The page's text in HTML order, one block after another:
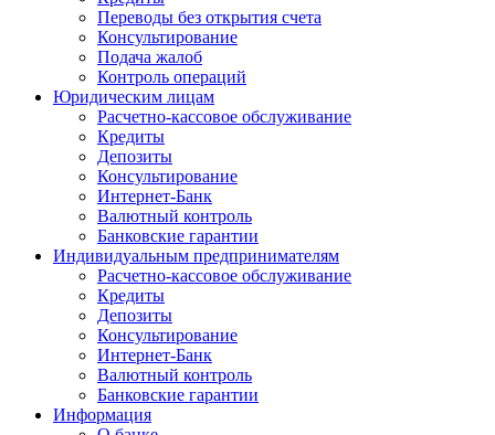
Переводы без открытия счета
Консультирование
Подача жалоб
Контроль операций
Юридическим лицам
Расчетно-кассовое обслуживание
Кредиты
Депозиты
Консультирование
Интернет-Банк
Валютный контроль
Банковские гарантии
Индивидуальным предпринимателям
Расчетно-кассовое обслуживание
Кредиты
Депозиты
Консультирование
Интернет-Банк
Валютный контроль
Банковские гарантии
Информация